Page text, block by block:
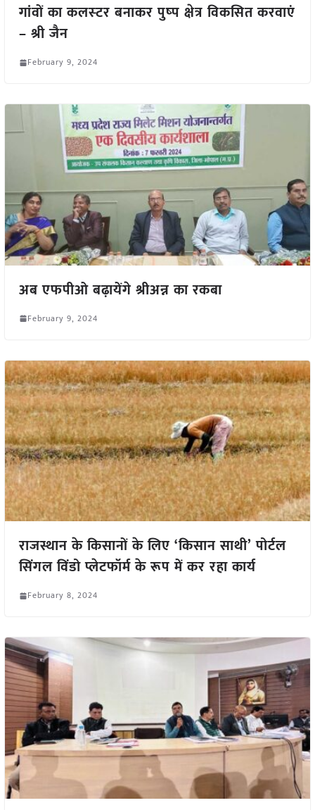
गांवों का कलस्‍टर बनाकर पुष्‍प क्षेत्र विकसित करवाएं
– श्री जैन
February 9, 2024
अब एफपीओ बढ़ायेंगे श्रीअन्न का रकबा
February 9, 2024
राजस्थान के किसानों के लिए ‘किसान साथी’ पोर्टल
सिंगल विंडो प्लेटफॉर्म के रूप में कर रहा कार्य
February 8, 2024